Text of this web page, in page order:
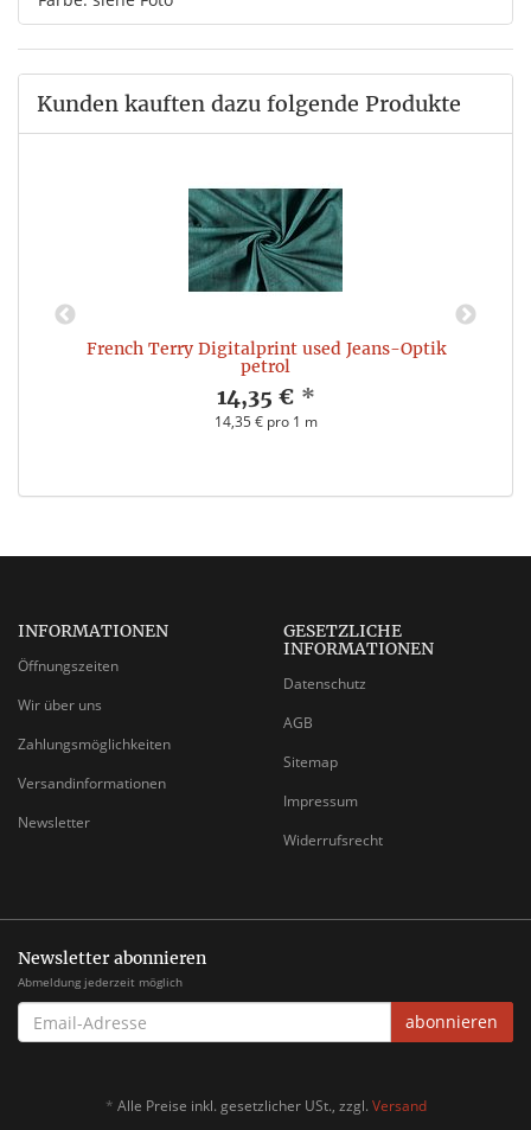
Kunden kauften dazu folgende Produkte
French Terry Digitalprint used Jeans-Optik
petrol
14,35 € *
14,35 € pro 1 m
INFORMATIONEN
Öffnungszeiten
Wir über uns
Zahlungsmöglichkeiten
Versandinformationen
Newsletter
GESETZLICHE
INFORMATIONEN
Datenschutz
AGB
Sitemap
Impressum
Widerrufsrecht
Newsletter abonnieren
Abmeldung jederzeit möglich
EMAIL-
ADRESSE
abonnieren
* Alle Preise inkl. gesetzlicher USt., zzgl. Versand